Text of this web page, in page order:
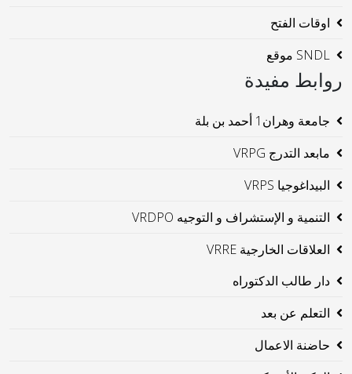
اوقات الفتح
SNDL موقع
روابط مفيدة
جامعة وهران1 أحمد بن بلة
مابعد التدرج VRPG
البيداغوجيا VRPS
التنمية و الإستشراف و التوجيه VRDPO
العلاقات الخارجية VRRE
دار طالب الدكتوراه
التعلم عن بعد
حاضنة الاعمال